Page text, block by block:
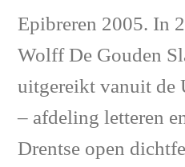
Epibreren 2005. In
Wolff De Gouden
uitgereikt vanuit de
– afdeling letteren
Drentse open